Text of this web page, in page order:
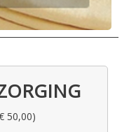
50,00)